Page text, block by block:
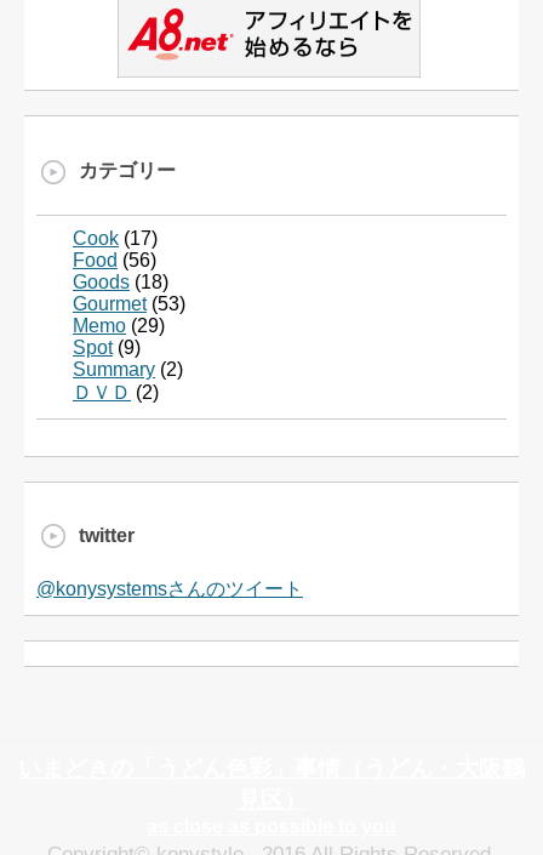
カテゴリー
Cook (17)
Food (56)
Goods (18)
Gourmet(53)
Memo (29)
Spot(9)
Summary (2)
ＤＶＤ (2)
twitter
@konysystemsさんのツイート